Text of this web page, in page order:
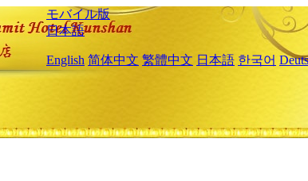
モバイル版
日本語
English 简体中文 繁體中文 日本語 한국어